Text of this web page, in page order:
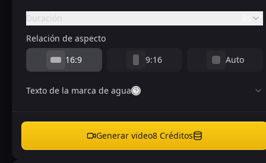
Duración
Relación de aspecto
16:9
9:16 Auto
Texto de la marca de agua
Generar video8 Créditos